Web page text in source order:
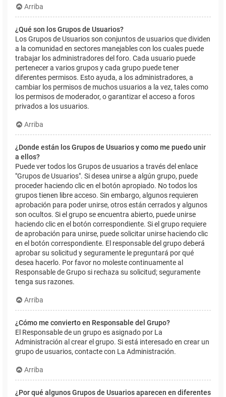
Arriba
¿Qué son los Grupos de Usuarios?
Los Grupos de Usuarios son conjuntos de usuarios que dividen
a la comunidad en sectores manejables con los cuales puede
trabajar los administradores del foro. Cada usuario puede
pertenecer a varios grupos y cada grupo puede tener
diferentes permisos. Esto ayuda, a los administradores, a
cambiar los permisos de muchos usuarios a la vez, tales como
los permisos de moderador, o garantizar el acceso a foros
privados a los usuarios.
Arriba
¿Donde están los Grupos de Usuarios y como me puedo unir
a ellos?
Puede ver todos los Grupos de usuarios a través del enlace
"Grupos de Usuarios". Si desea unirse a algún grupo, puede
proceder haciendo clic en el botón apropiado. No todos los
grupos tienen libre acceso. Sin embargo, algunos requieren
aprobación para poder unirse, otros están cerrados y algunos
son ocultos. Si el grupo se encuentra abierto, puede unirse
haciendo clic en el botón correspondiente. Si el grupo requiere
de aprobación para unirse, puede solicitar unirse haciendo clic
en el botón correspondiente. El responsable del grupo deberá
aprobar su solicitud y seguramente le preguntará por qué
desea hacerlo. Por favor no moleste continuamente al
Responsable de Grupo si rechaza su solicitud; seguramente
tenga sus razones.
Arriba
¿Cómo me convierto en Responsable del Grupo?
El Responsable de un grupo es asignado por La
Administración al crear el grupo. Si está interesado en crear un
grupo de usuarios, contacte con La Administración.
Arriba
¿Por qué algunos Grupos de Usuarios aparecen en diferentes